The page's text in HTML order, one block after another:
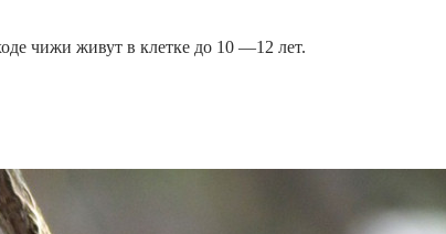
чижи живут в клетке до 10 —12 лет.